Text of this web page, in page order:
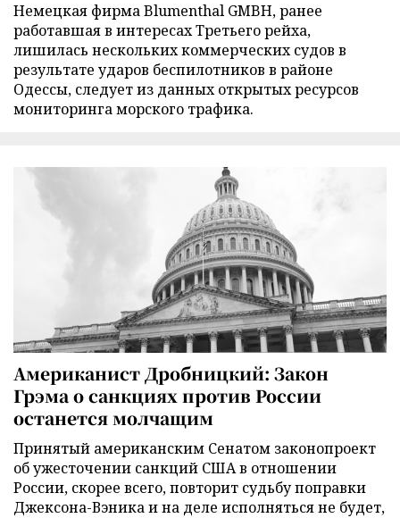
Немецкая фирма Blumenthal GMBH, ранее
работавшая в интересах Третьего рейха,
лишилась нескольких коммерческих судов в
результате ударов беспилотников в районе
Одессы, следует из данных открытых ресурсов
мониторинга морского трафика.
Американист Дробницкий: Закон
Грэма о санкциях против России
останется молчащим
Принятый американским Сенатом законопроект
об ужесточении санкций США в отношении
России, скорее всего, повторит судьбу поправки
Джексона-Вэника и на деле исполняться не будет,